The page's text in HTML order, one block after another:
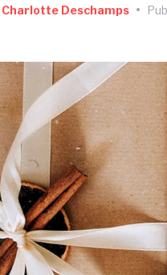
Charlotte Deschamps •